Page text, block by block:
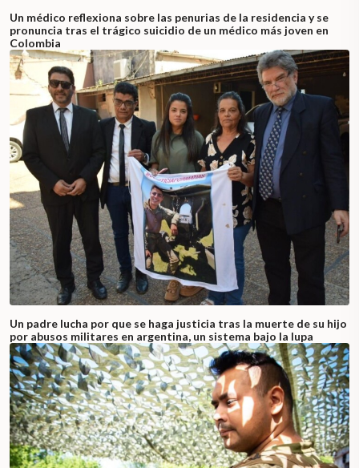
Un médico reflexiona sobre las penurias de la residencia y se
pronuncia tras el trágico suicidio de un médico más joven en
Colombia
Un padre lucha por que se haga justicia tras la muerte de su hijo
por abusos militares en argentina, un sistema bajo la lupa